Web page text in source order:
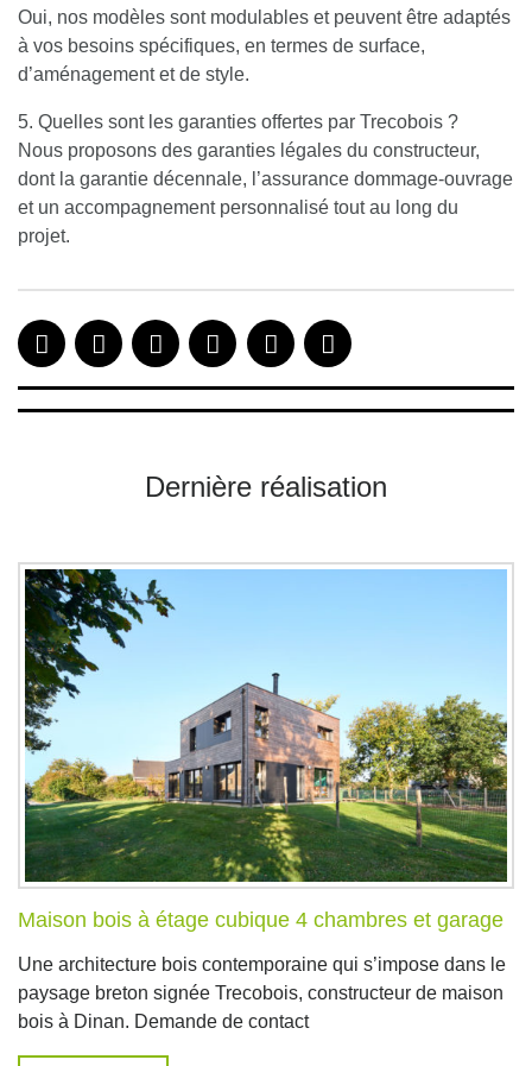
Oui, nos modèles sont modulables et peuvent être adaptés
à vos besoins spécifiques, en termes de surface,
d’aménagement et de style.
5. Quelles sont les garanties offertes par Trecobois ?
Nous proposons des garanties légales du constructeur,
dont la garantie décennale, l’assurance dommage-ouvrage
et un accompagnement personnalisé tout au long du
projet.
Dernière réalisation
Maison bois à étage cubique 4 chambres et garage
Une architecture bois contemporaine qui s’impose dans le
paysage breton signée Trecobois, constructeur de maison
bois à Dinan. Demande de contact